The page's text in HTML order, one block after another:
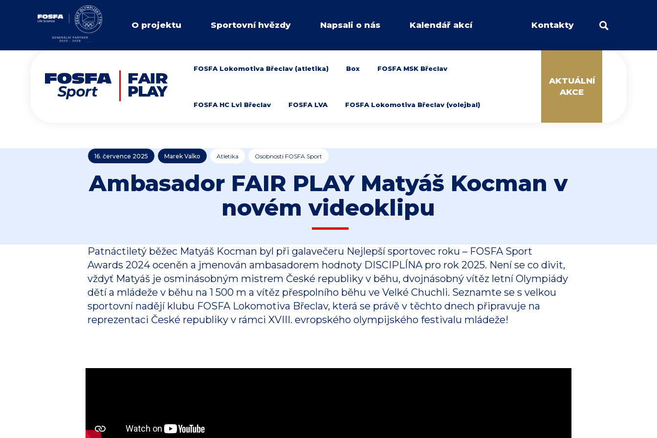
O projektu Sportovní hvězdy Napsali o nás Kalendář akcí Kontakty
FOSFA Lokomotiva Břeclav (atletika) Box FOSFA MSK Břeclav
FOSFA HC Lvi Břeclav FOSFA LVA FOSFA Lokomotiva Břeclav (volejbal)
AKTUÁLNÍ
AKCE
16. července 2025 Marek Valko Atletika Osobnosti FOSFA Sport
Ambasador FAIR PLAY Matyáš Kocman v
novém videoklipu
Patnáctiletý běžec Matyáš Kocman byl při galavečeru Nejlepší sportovec roku – FOSFA Sport
Awards 2024 oceněn a jmenován ambasadorem hodnoty DISCIPLÍNA pro rok 2025. Není se co divit,
vždyť Matyáš je osminásobným mistrem České republiky v běhu, dvojnásobný vítěz letní Olympiády
dětí a mládeže v běhu na 1 500 m a vítěz přespolního běhu ve Velké Chuchli. Seznamte se s velkou
sportovní nadějí klubu FOSFA Lokomotiva Břeclav, která se právě v těchto dnech připravuje na
reprezentaci České republiky v rámci XVIII. evropského olympijského festivalu mládeže!